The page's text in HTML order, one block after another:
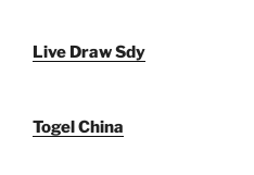
Live Draw Sdy
Togel China